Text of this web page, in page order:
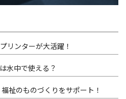
リンターが大活躍！
水中で使える？
祉のものづくりをサポート！